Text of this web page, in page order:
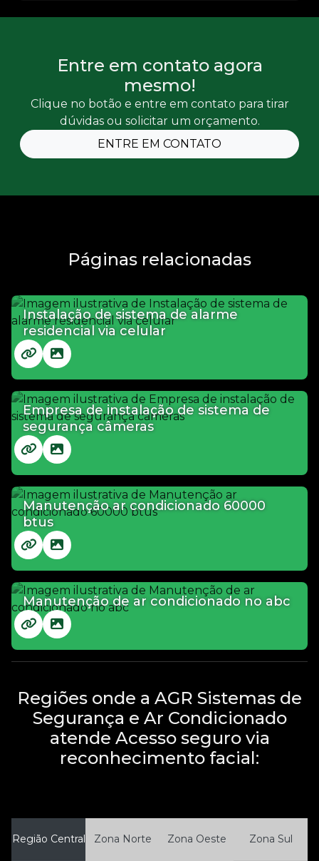
Entre em contato agora
mesmo!
Clique no botão e entre em contato para tirar
dúvidas ou solicitar um orçamento.
ENTRE EM CONTATO
Páginas relacionadas
Instalação de sistema de alarme
residencial via celular
Empresa de instalação de sistema de
segurança câmeras
Manutenção ar condicionado 60000
btus
Manutenção de ar condicionado no abc
Regiões onde a AGR Sistemas de
Segurança e Ar Condicionado
atende Acesso seguro via
reconhecimento facial:
Região Central Zona Norte Zona Oeste Zona Sul